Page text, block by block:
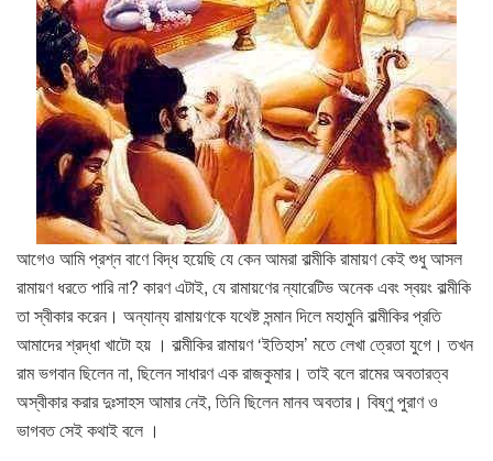
আগেও আমি প্রশ্ন বাণে বিদ্ধ হয়েছি যে কেন আমরা বাল্মীকি রামায়ণ কেই শুধু আসল
রামায়ণ ধরতে পারি না? কারণ এটাই, যে রামায়ণের ন্যারেটিভ অনেক এবং স্বয়ং বাল্মীকি
তা স্বীকার করেন। অন্যান্য রামায়ণকে যথেষ্ট সন্মান দিলে মহামুনি বাল্মীকির প্রতি
আমাদের শ্রদ্ধা খাটো হয় । বাল্মীকির রামায়ণ ‘ইতিহাস’ মতে লেখা ত্রেতা যুগে। তখন
রাম ভগবান ছিলেন না, ছিলেন সাধারণ এক রাজকুমার। তাই বলে রামের অবতারত্ব
অস্বীকার করার দুঃসাহস আমার নেই, তিনি ছিলেন মানব অবতার। বিষ্ণু পুরাণ ও
ভাগবত সেই কথাই বলে ।